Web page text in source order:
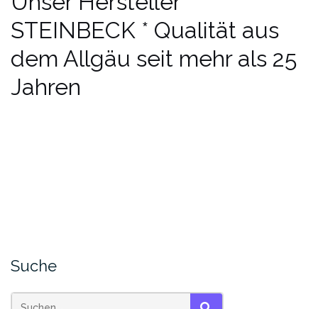
STEINBECK * Qualität aus
dem Allgäu seit mehr als 25
Jahren
Suche